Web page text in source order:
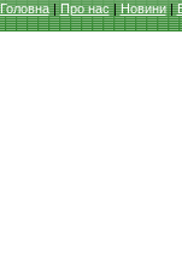
Головна|Про нас|Новини|